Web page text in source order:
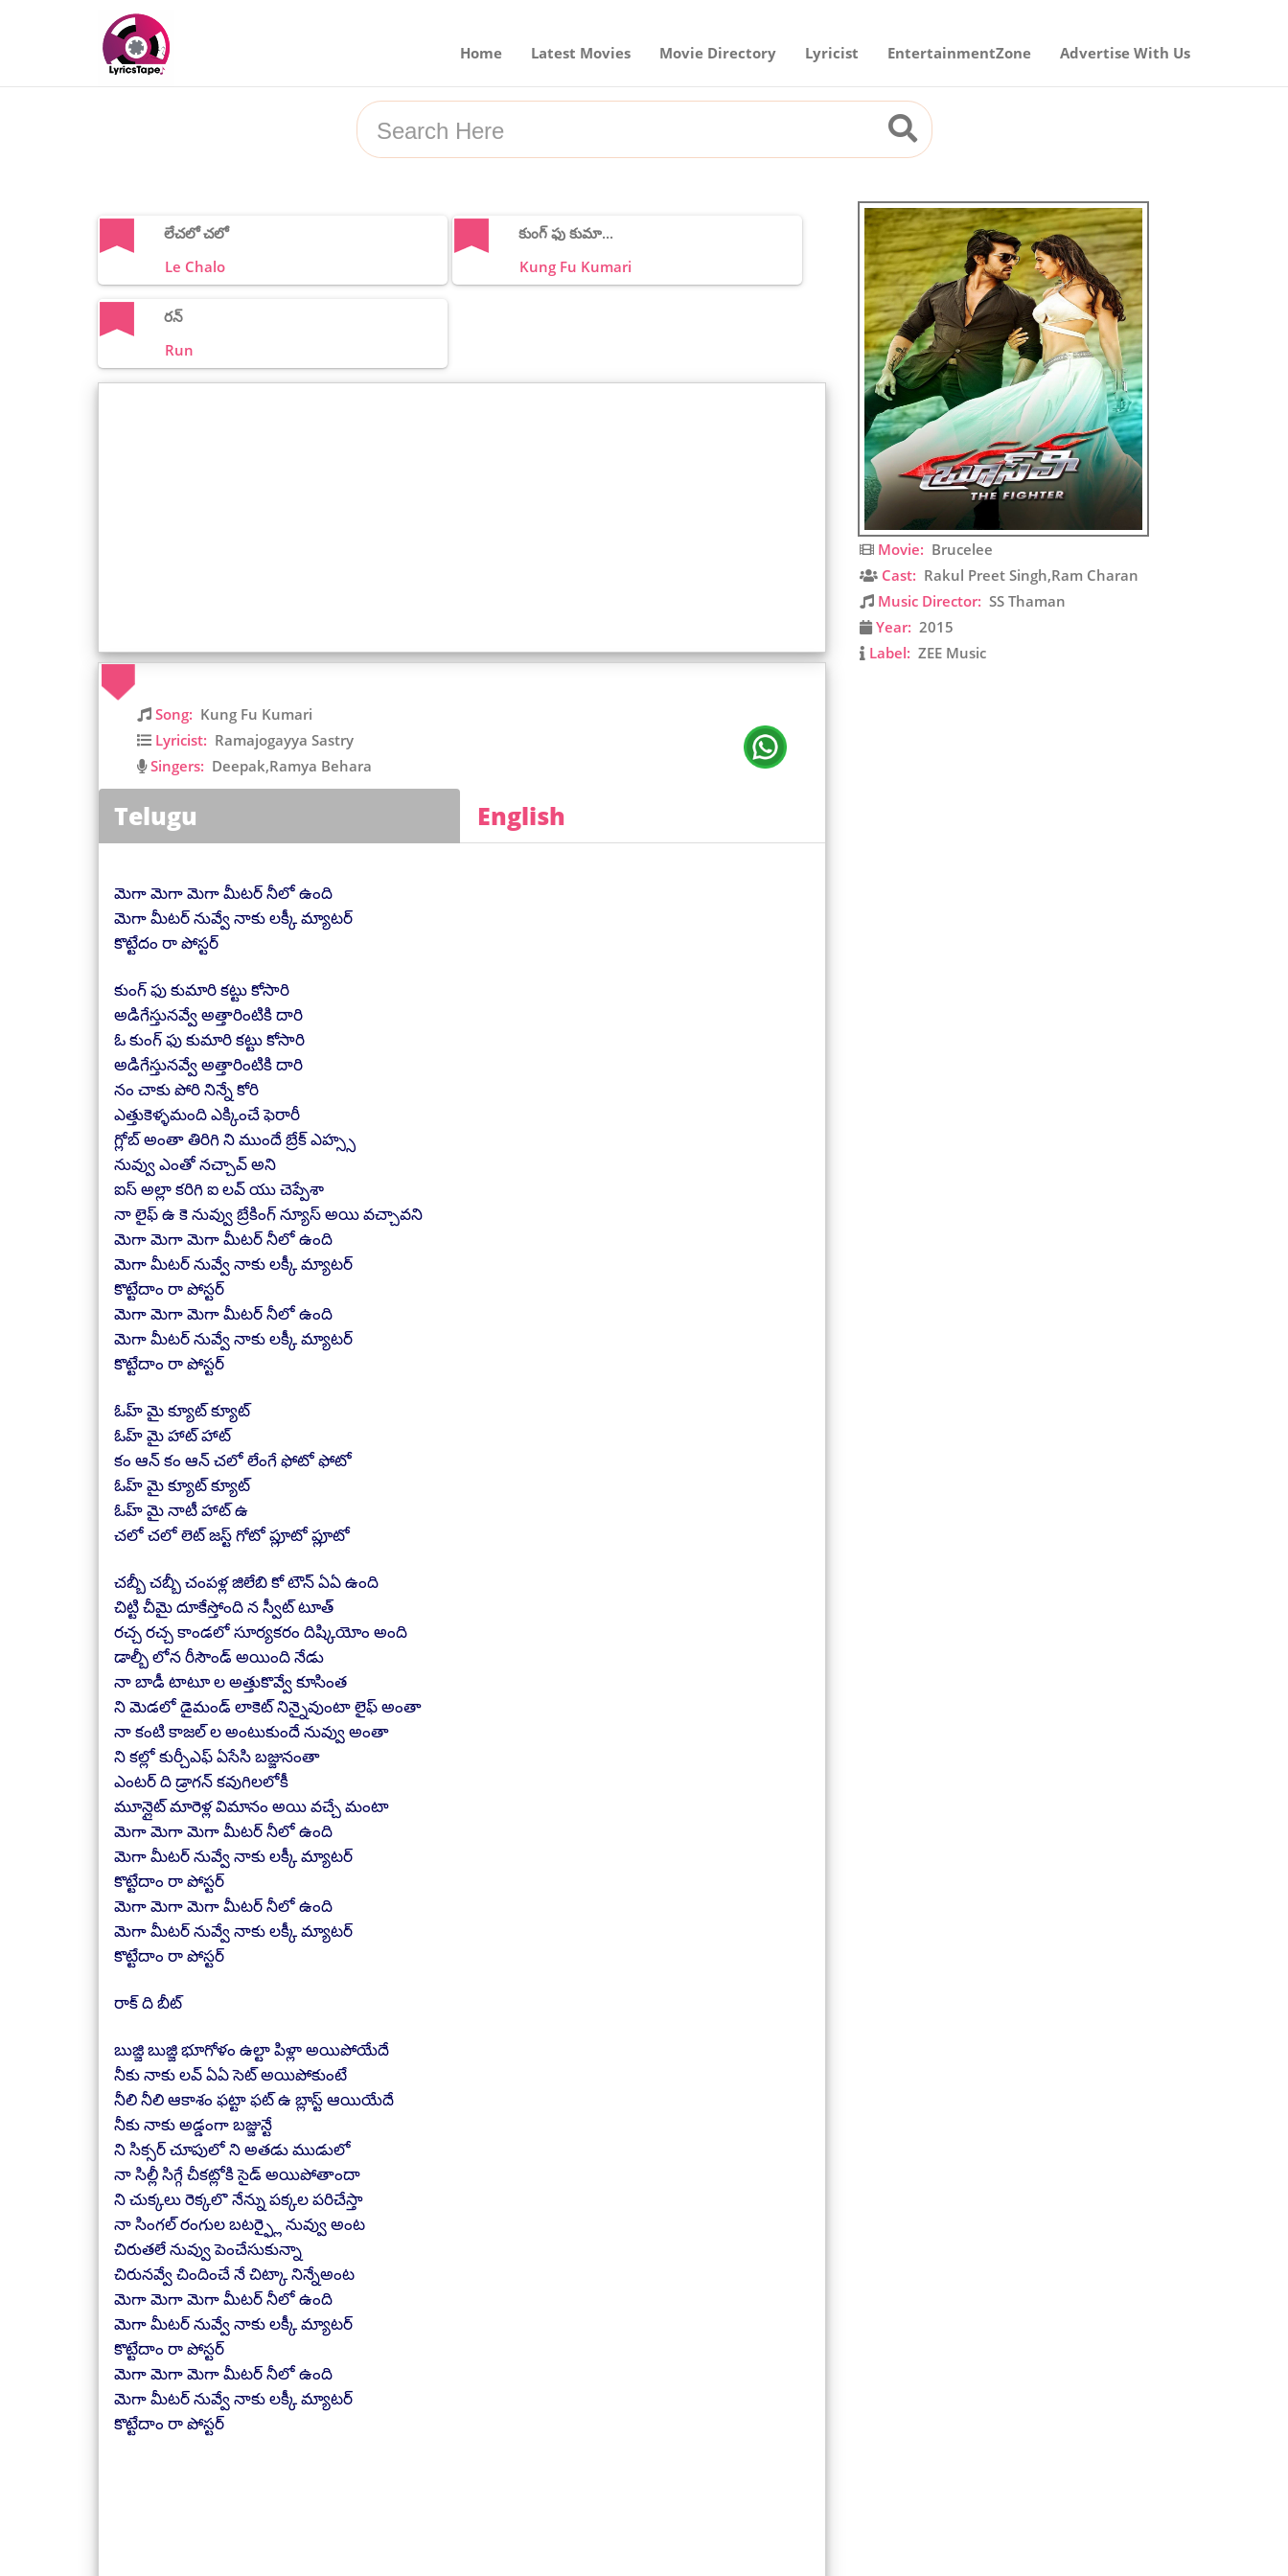
Home Latest Movies Movie Directory Lyricist EntertainmentZone Advertise With Us
లేచలో చలో
Le Chalo
కుంగ్ ఫు కుమా...
Kung Fu Kumari
రన్
Run
Song: Kung Fu Kumari
Lyricist: Ramajogayya Sastry
Singers: Deepak,Ramya Behara
Telugu English
మెగా మెగా మెగా మీటర్ నీలో ఉంది
మెగా మీటర్ నువ్వే నాకు లక్కీ మ్యాటర్
కొట్టేదం రా పోస్టర్
కుంగ్ ఫు కుమారి కట్టు కోసారి
అడిగేస్తునవ్వే అత్తారింటికి దారి
ఓ కుంగ్ ఫు కుమారి కట్టు కోసారి
అడిగేస్తునవ్వే అత్తారింటికి దారి
నం చాకు పోరి నిన్నే కోరి
ఎత్తుకెళ్ళమంది ఎక్కించే ఫెరారీ
గ్లోబ్ అంతా తిరిగి ని ముందే బ్రేక్ ఎహ్స్స
నువ్వు ఎంతో నచ్చావ్ అని
ఐస్ అల్లా కరిగి ఐ లవ్ యు చెప్పేశా
నా లైఫ్ ఉ కె నువ్వు బ్రేకింగ్ న్యూస్ అయి వచ్చావని
మెగా మెగా మెగా మీటర్ నీలో ఉంది
మెగా మీటర్ నువ్వే నాకు లక్కీ మ్యాటర్
కొట్టేదాం రా పోస్టర్
మెగా మెగా మెగా మీటర్ నీలో ఉంది
మెగా మీటర్ నువ్వే నాకు లక్కీ మ్యాటర్
కొట్టేదాం రా పోస్టర్
ఓహ్ మై క్యూట్ క్యూట్
ఓహ్ మై హాట్ హాట్
కం ఆన్ కం ఆన్ చలో లేంగే ఫోటో ఫోటో
ఓహ్ మై క్యూట్ క్యూట్
ఓహ్ మై నాటీ హాట్ ఉ
చలో చలో లెట్ జస్ట్ గోటో ప్లూటో ప్లూటో
చబ్బీ చబ్బీ చంపళ్ల జిలేబి కో టౌన్ ఏఏ ఉంది
చిట్టి చీమై దూకేస్తోంది న స్వీట్ టూత్
రచ్చ రచ్చ కాండలో సూర్యకరం దిష్కియోం అంది
డాల్బీ లోన రీసౌండ్ అయింది నేడు
నా బాడీ టాటూ ల అత్తుకొవ్వే కూసింత
ని మెడలో డైమండ్ లాకెట్ నిన్నైవుంటా లైఫ్ అంతా
నా కంటి కాజల్ ల అంటుకుందే నువ్వు అంతా
ని కల్లో కుర్చీఎఫ్ ఏసేసి బజ్జునంతా
ఎంటర్ ది డ్రాగన్ కవుగిలలోకీ
మూన్లైట్ మారెళ్ల విమానం అయి వచ్చే మంటా
మెగా మెగా మెగా మీటర్ నీలో ఉంది
మెగా మీటర్ నువ్వే నాకు లక్కీ మ్యాటర్
కొట్టేదాం రా పోస్టర్
మెగా మెగా మెగా మీటర్ నీలో ఉంది
మెగా మీటర్ నువ్వే నాకు లక్కీ మ్యాటర్
కొట్టేదాం రా పోస్టర్
రాక్ ది బీట్
బుజ్జి బుజ్జి భూగోళం ఉల్టా పిళ్లా అయిపోయేదే
నీకు నాకు లవ్ ఏఏ సెట్ అయిపోకుంటే
నీలి నీలి ఆకాశం ఫట్టా ఫట్ ఉ బ్లాస్ట్ ఆయియేదే
నీకు నాకు అడ్డంగా బజ్జున్టే
ని సిక్సర్ చూపులో ని అతడు ముడులో
నా సిల్లీ సిగ్గే చీకట్లోకి సైడ్ అయిపోతాందా
ని చుక్కలు రెక్కలొ నేన్ను పక్కల పరిచేస్తా
నా సింగల్ రంగుల బటర్ఫ్లై నువ్వు అంట
చిరుతలే నువ్వు పెంచేసుకున్నా
చిరునవ్వే చిందించే నే చిట్కా నిన్నేఅంట
మెగా మెగా మెగా మీటర్ నీలో ఉంది
మెగా మీటర్ నువ్వే నాకు లక్కీ మ్యాటర్
కొట్టేదాం రా పోస్టర్
మెగా మెగా మెగా మీటర్ నీలో ఉంది
మెగా మీటర్ నువ్వే నాకు లక్కీ మ్యాటర్
Movie: Brucelee
Cast: Rakul Preet Singh,Ram Charan
Music Director: SS Thaman
Year: 2015
Label: ZEE Music